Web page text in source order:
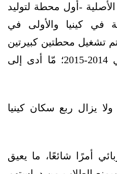
-أول محطة لتوليد
في كينيا والأولى في
في عام 1981، وتم تشغيل محطتين كبيرتين
لتوليد الكهرباء بين عامي 2014-2015؛ مّا أدى إلى
يزال ربع سكان كينيا
أمرًا شائعًا، ما يعيق